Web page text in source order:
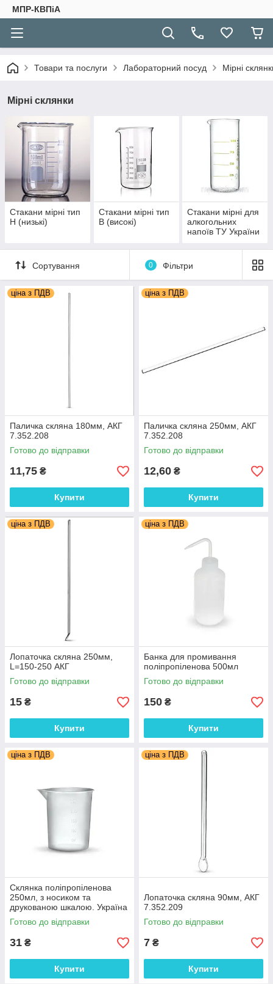
МПР-КВПіА
Товари та послуги Лабораторний посуд Мірні
Мірні склянки
Стакани мірні тип
Н (низькі)
Стакани мірні тип
В (високі)
Стакани мірні для
алкогольних
напоїв ТУ України
Сортування 0 Фільтри
ціна з ПДВ
Паличка скляна 180мм, АКГ
7.352.208
Готово до відправки
11,75 ₴
Купити
ціна з ПДВ
Паличка скляна 250мм, АКГ
7.352.208
Готово до відправки
12,60 ₴
Купити
ціна з ПДВ
Лопаточка скляна 250мм,
L=150-250 АКГ
Готово до відправки
15 ₴
Купити
ціна з ПДВ
Банка для промивання
поліпропіленова 500мл
Готово до відправки
150 ₴
Купити
ціна з ПДВ
Склянка поліпропіленова
250мл, з носиком та
друкованою шкалою. Україна
Готово до відправки
31 ₴
Купити
ціна з ПДВ
Лопаточка скляна 90мм, АКГ
7.352.209
Готово до відправки
7 ₴
Купити